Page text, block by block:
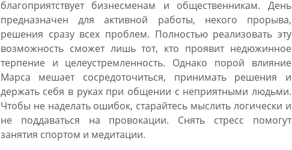
благоприятствует бизнесменам и общественникам. День
предназначен для активной работы, некого прорыва,
решения сразу всех проблем. Полностью реализовать эту
возможность сможет лишь тот, кто проявит недюжинное
терпение и целеустремленность. Однако порой влияние
Марса мешает сосредоточиться, принимать решения и
держать себя в руках при общении с неприятными людьми.
Чтобы не наделать ошибок, старайтесь мыслить логически и
не поддаваться на провокации. Снять стресс помогут
занятия спортом и медитации.